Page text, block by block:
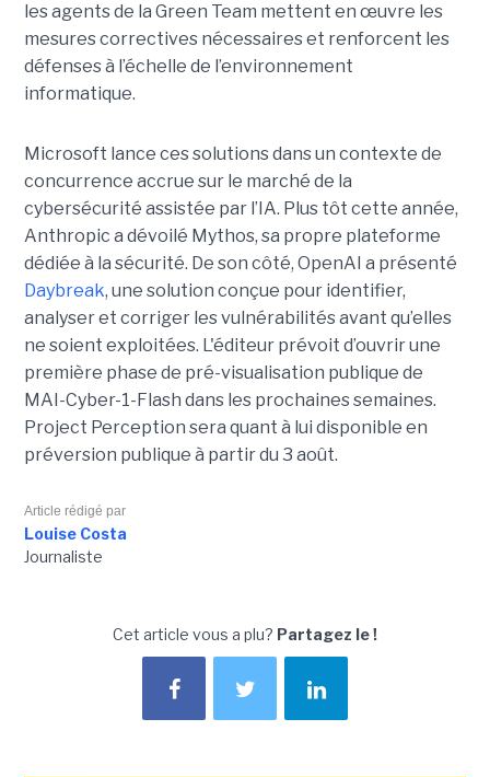
les agents de la Green Team mettent en œuvre les
mesures correctives nécessaires et renforcent les
défenses à l’échelle de l’environnement
informatique.
Microsoft lance ces solutions dans un contexte de
concurrence accrue sur le marché de la
cybersécurité assistée par l’IA. Plus tôt cette année,
Anthropic a dévoilé Mythos, sa propre plateforme
dédiée à la sécurité. De son côté, OpenAI a présenté
Daybreak, une solution conçue pour identifier,
analyser et corriger les vulnérabilités avant qu’elles
ne soient exploitées. L'éditeur prévoit d’ouvrir une
première phase de pré-visualisation publique de
MAI-Cyber-1-Flash dans les prochaines semaines.
Project Perception sera quant à lui disponible en
préversion publique à partir du 3 août.
Article rédigé par
Louise Costa
Journaliste
Cet article vous a plu? Partagez le !